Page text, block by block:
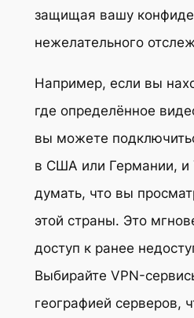
защищая вашу
нежелательного
Например, если вы
где определённое
вы можете
в США или Германии, и
думать, что вы
этой страны. Это
доступ к ранее
Выбирайте VPN-
географией серверов,